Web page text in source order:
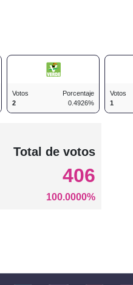
Votos
2
Porcentaje
0.4926%
Votos
1
Total de votos
406
100.0000%